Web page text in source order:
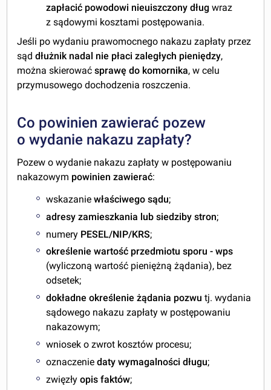
zapłacić powodowi nieuiszczony długwraz
z sądowymi kosztami postępowania.
Jeśli po wydaniu prawomocnego nakazu zapłaty przez
sąddłużnik nadal nie płaci zaległych pieniędzy,
można skierowaćsprawę do komornika, w celu
przymusowego dochodzenia roszczenia.
Co powinien zawierać pozew
o wydanie nakazu zapłaty?
Pozew o wydanie nakazu zapłaty w postępowaniu
nakazowym powinien zawierać:
wskazaniewłaściwego sądu;
adresy zamieszkania lub siedziby stron;
numery PESEL/NIP/KRS;
określenie wartość przedmiotu sporu - wps
(wyliczoną wartość pieniężną żądania), bez
odsetek;
dokładne określenie żądania pozwu tj. wydania
sądowego nakazu zapłaty w postępowaniu
nakazowym;
wniosek o zwrot kosztów procesu;
oznaczeniedaty wymagalności długu;
zwięzłyopis faktów;